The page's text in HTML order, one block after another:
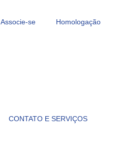
Associe-se Homologação
CONTATO E SERVIÇOS